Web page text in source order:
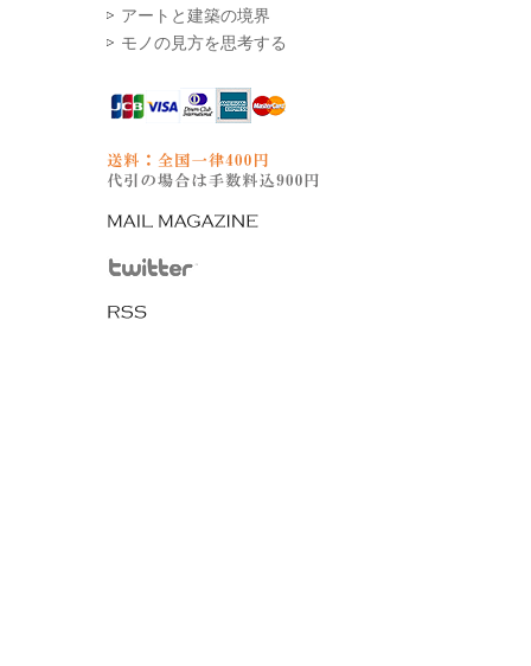
アートと建築の境界
モノの見方を思考する